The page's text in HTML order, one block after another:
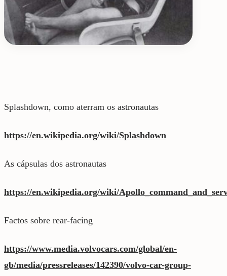
Splashdown, como aterram os astronautas
https://en.wikipedia.org/wiki/Splashdown
As cápsulas dos astronautas
https://en.wikipedia.org/wiki/
Factos sobre rear-facing
https://www.media.volvocars.com/global/en-
gb/media/pressreleases/142390/volvo-car-group-